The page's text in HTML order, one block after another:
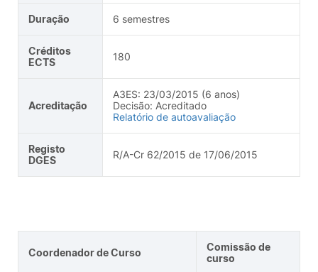
Duração 6 semestres
Créditos
ECTS
180
Acreditação
A3ES: 23/03/2015 (6 anos)
Decisão: Acreditado
Relatório de autoavaliação
Registo
DGES
R/A-Cr 62/2015 de 17/06/2015
Coordenador de Curso
Comissão de
curso